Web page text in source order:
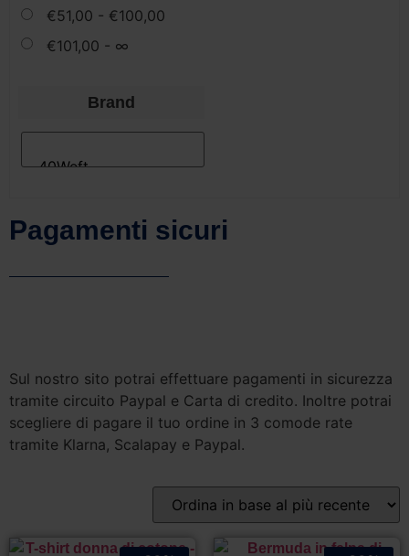
€51,00 - €100,00
€101,00 - ∞
Brand
Pagamenti sicuri
Sul nostro sito potrai effettuare pagamenti in sicurezza
tramite circuito Paypal e Carta di credito. Inoltre potrai
scegliere di pagare il tuo ordine in 3 comode rate
tramite Klarna, Scalapay e Paypal.